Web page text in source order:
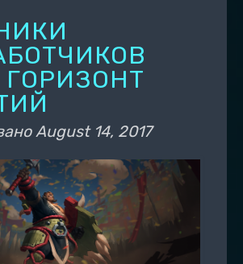
August 14, 2017